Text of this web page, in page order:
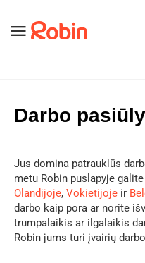
menu
Darbo
Jus domina patrauklūs
metu Robin puslapyje
Olandijoje, Vokietijoje ir
darbo kaip pora ar norite
trumpalaikis ar ilgalaikis
Robin jums turi įvairių